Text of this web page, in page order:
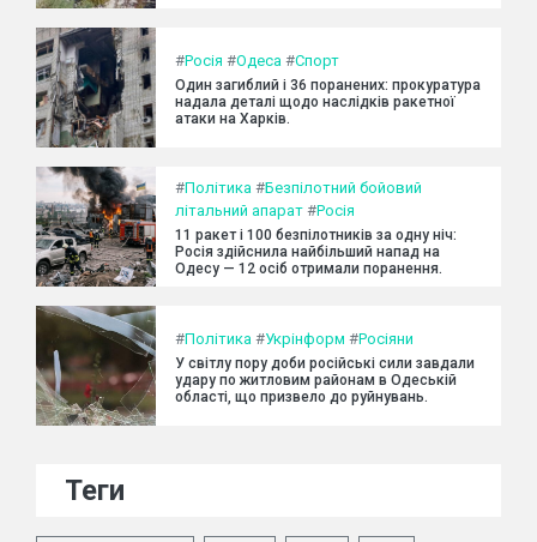
#Росія #Одеса #Спорт
Один загиблий і 36 поранених: прокуратура
надала деталі щодо наслідків ракетної
атаки на Харків.
#Політика #Безпілотний бойовий
літальний апарат #Росія
11 ракет і 100 безпілотників за одну ніч:
Росія здійснила найбільший напад на
Одесу — 12 осіб отримали поранення.
#Політика #Укрінформ #Росіяни
У світлу пору доби російські сили завдали
удару по житловим районам в Одеській
області, що призвело до руйнувань.
Теги